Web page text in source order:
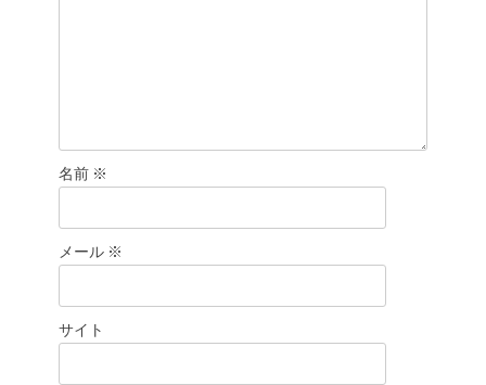
名前 ※
メール ※
サイト